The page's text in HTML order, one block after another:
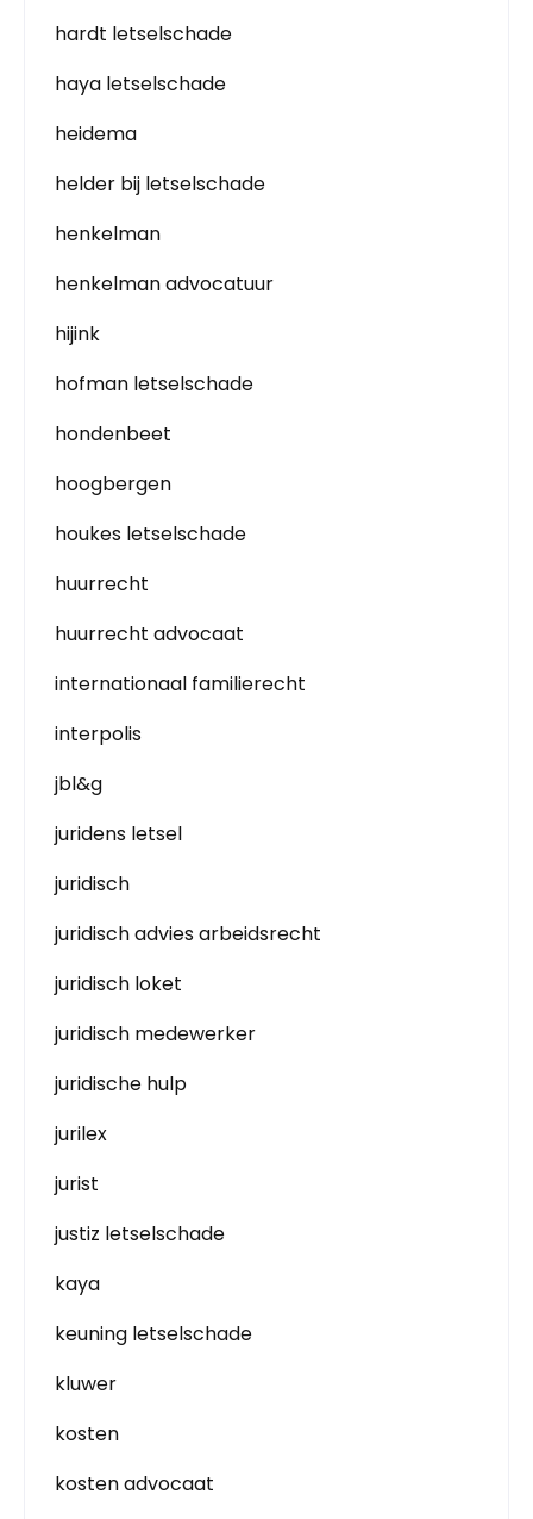
hardt letselschade
haya letselschade
heidema
helder bij letselschade
henkelman
henkelman advocatuur
hijink
hofman letselschade
hondenbeet
hoogbergen
houkes letselschade
huurrecht
huurrecht advocaat
internationaal familierecht
interpolis
jbl&g
juridens letsel
juridisch
juridisch advies arbeidsrecht
juridisch loket
juridisch medewerker
juridische hulp
jurilex
jurist
justiz letselschade
kaya
keuning letselschade
kluwer
kosten
kosten advocaat